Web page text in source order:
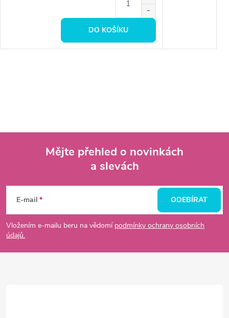
DO KOŠÍKU
p
a
Mějte přehled o novinkách
a slevách
E-mail
Vložením e-mailu beru na vědomí podmínky ochrany osobních
údajů.
ODEBÍRAT